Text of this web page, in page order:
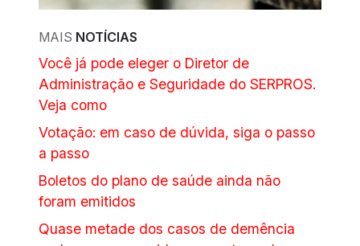
MAIS NOTÍCIAS
Você já pode eleger o Diretor de
Administração e Seguridade do SERPROS.
Veja como
Votação: em caso de dúvida, siga o passo
a passo
Boletos do plano de saúde ainda não
foram emitidos
Quase metade dos casos de demência